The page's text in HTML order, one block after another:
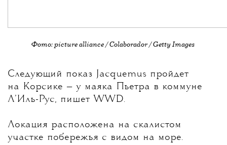
Фото: picture alliance / Colaborador / Getty Images
Следующий показ Jacquemus пройдет
на Корсике — у маяка Пьетра в коммуне
Л’Иль-Рус, пишет WWD.
Локация расположена на скалистом
участке побережья с видом на море.